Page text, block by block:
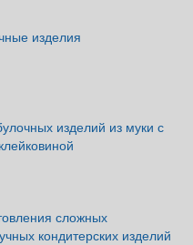
изделия
изделий из муки с
сложных
кондитерских изделий